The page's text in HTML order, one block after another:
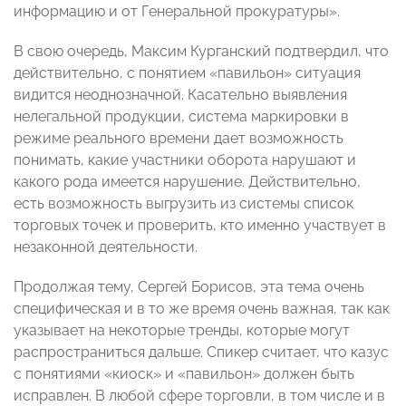
информацию и от Генеральной прокуратуры».
В свою очередь, Максим Курганский подтвердил, что
действительно, с понятием «павильон» ситуация
видится неоднозначной. Касательно выявления
нелегальной продукции, система маркировки в
режиме реального времени дает возможность
понимать, какие участники оборота нарушают и
какого рода имеется нарушение. Действительно,
есть возможность выгрузить из системы список
торговых точек и проверить, кто именно участвует в
незаконной деятельности.
Продолжая тему, Сергей Борисов, эта тема очень
специфическая и в то же время очень важная, так как
указывает на некоторые тренды, которые могут
распространиться дальше. Спикер считает, что казус
с понятиями «киоск» и «павильон» должен быть
исправлен. В любой сфере торговли, в том числе и в